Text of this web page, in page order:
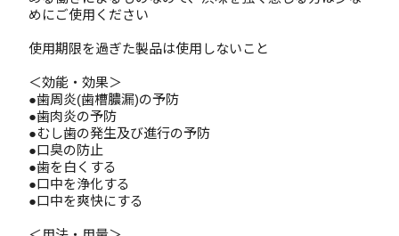
めにご使用ください
使用期限を過ぎた製品は使用しないこと
＜効能・効果＞
●歯周炎(歯槽膿漏)の予防
●歯肉炎の予防
●むし歯の発生及び進行の予防
●口臭の防止
●歯を白くする
●口中を浄化する
●口中を爽快にする